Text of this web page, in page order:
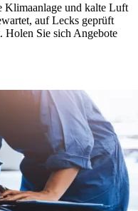
Klimaanlage und kalte Luft
auf Lecks geprüft
Holen Sie sich Angebote